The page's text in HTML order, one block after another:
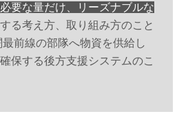
要な量だけ、リーズナブルな
る考え方、取り組み方のこと
前線の部隊へ物資を供給し
保する後方支援システムのこ